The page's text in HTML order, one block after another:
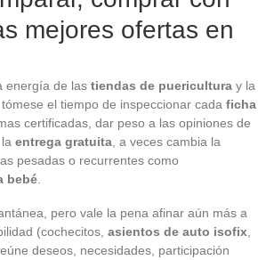
mejores ofertas en
energía de las tiendas de puericultura y la
el tiempo de inspeccionar cada ficha
certificadas, dar peso a las opiniones de
entrega gratuita , a veces cambia la
pesadas o recurrentes como
bebé
pero vale la pena afinar aún más a
(cochecitos, asientos de auto isofix
deseos, necesidades, participación